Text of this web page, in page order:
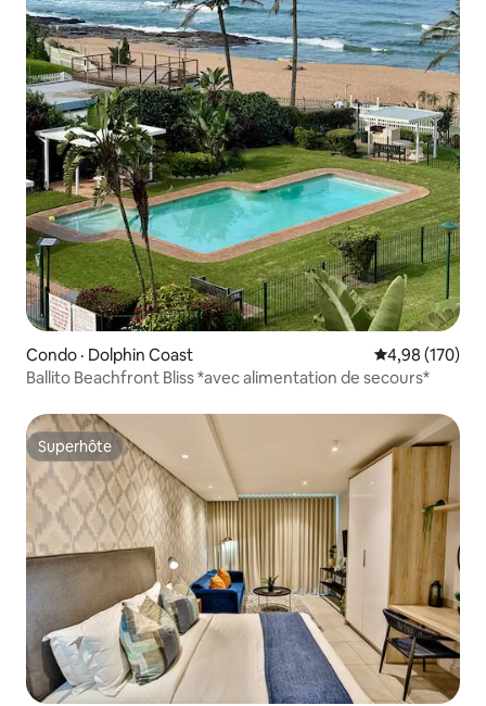
Condo · Dolphin Coast Note
4,98 (170)
Ballito Beachfront Bliss *avec alimentation de secours*
Superhôte
Superhôte